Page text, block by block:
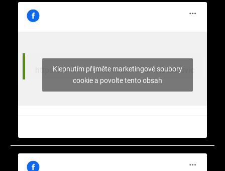
https://www.facebook.com/stromy.celakovic
Klepnutím přijměte marketingové soubory
cookie a povolte tento obsah